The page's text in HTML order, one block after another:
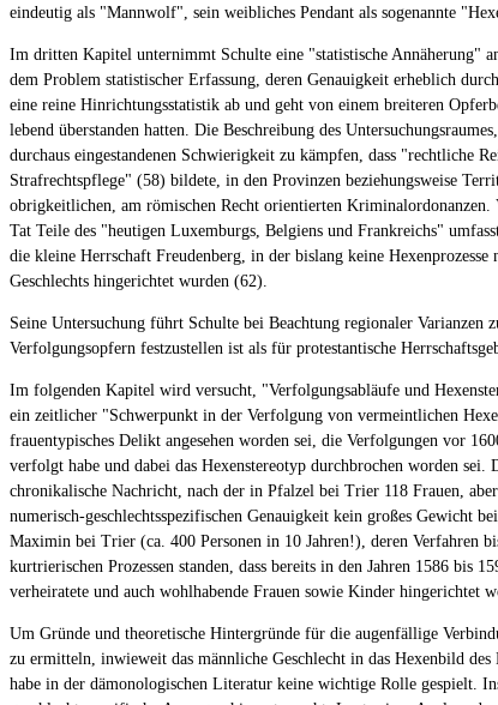
eindeutig als "Mannwolf", sein weibliches Pendant als sogenannte
Im dritten Kapitel unternimmt Schulte eine "statistische Annäherung"
dem Problem statistischer Erfassung, deren Genauigkeit erheblich
eine reine Hinrichtungsstatistik ab und geht von einem breiteren
lebend überstanden hatten. Die Beschreibung des
durchaus eingestandenen Schwierigkeit zu kämpfen, dass "rechtliche
Strafrechtspflege" (58) bildete, in den Provinzen beziehungsweise
obrigkeitlichen, am römischen Recht orientierten
Tat Teile des "heutigen Luxemburgs, Belgiens und Frankreichs"
die kleine Herrschaft Freudenberg, in der bislang keine
Geschlechts hingerichtet wurden (62).
Seine Untersuchung führt Schulte bei Beachtung regionaler
Verfolgungsopfern festzustellen ist als für protestantische
Im folgenden Kapitel wird versucht, "Verfolgungsabläufe und
ein zeitlicher "Schwerpunkt in der Verfolgung von vermeintlichen
frauentypisches Delikt angesehen worden sei, die Verfolgungen vor
verfolgt habe und dabei das Hexenstereotyp durchbrochen worden
chronikalische Nachricht, nach der in Pfalzel bei Trier 118 Frauen,
numerisch-geschlechtsspezifischen Genauigkeit kein großes Gewicht
Maximin bei Trier (ca. 400 Personen in 10 Jahren!), deren Verfahren
kurtrierischen Prozessen standen, dass bereits in den Jahren 1586 bis
verheiratete und auch wohlhabende Frauen sowie Kinder hingerichtet
Um Gründe und theoretische Hintergründe für die augenfällige
zu ermitteln, inwieweit das männliche Geschlecht in das Hexenbild
habe in der dämonologischen Literatur keine wichtige Rolle gespielt.